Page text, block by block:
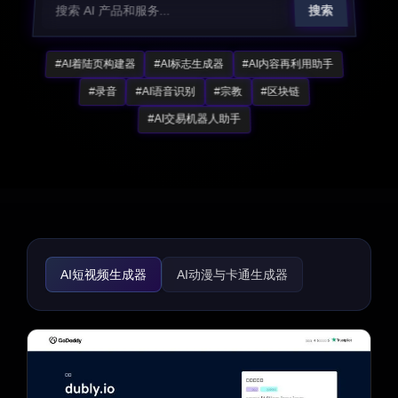
搜索
#AI着陆页构建器 #AI标志生成器 #AI内容再利用助手
#录音 #AI语音识别 #宗教 #区块链
#AI交易机器人助手
AI动漫与卡通生成器
AI动画视频 图像转视频
AI音乐视频生成器
AI视频增强器
AI短视频生成器